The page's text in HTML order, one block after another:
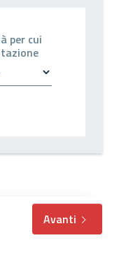
per cui
Avanti